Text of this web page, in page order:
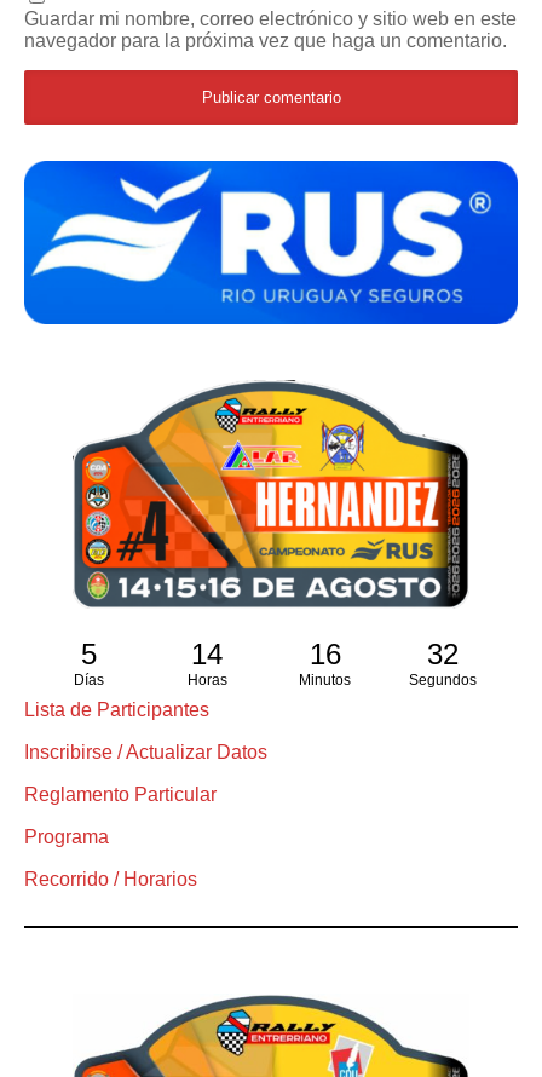
Guardar mi nombre, correo electrónico y sitio web en este
navegador para la próxima vez que haga un comentario.
5
Días
14
Horas
16
Minutos
31
Segundos
Lista de Participantes
Inscribirse / Actualizar Datos
Reglamento Particular
Programa
Recorrido / Horarios